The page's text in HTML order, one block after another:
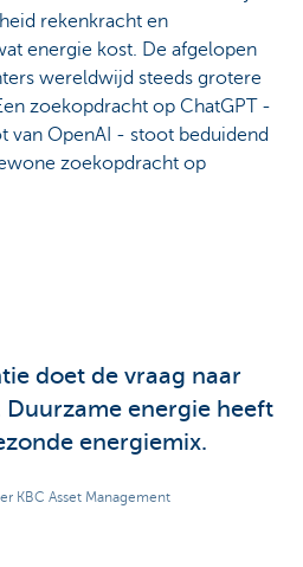
rekenkracht en
energie kost. De afgelopen
wereldwijd steeds grotere
zoekopdracht op ChatGPT -
van OpenAI - stoot beduidend
zoekopdracht op
doet de vraag naar
energie heeft
energiemix.
KBC Asset Management